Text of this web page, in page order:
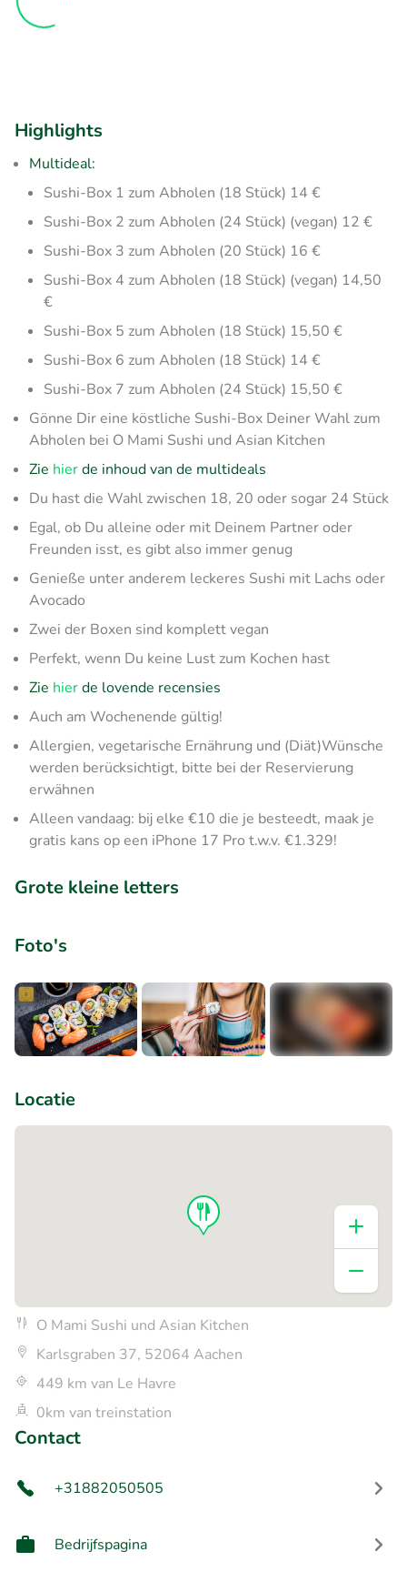
Highlights
Multideal:
Sushi-Box 1 zum Abholen (18 Stück) 14 €
Sushi-Box 2 zum Abholen (24 Stück) (vegan) 12 €
Sushi-Box 3 zum Abholen (20 Stück) 16 €
Sushi-Box 4 zum Abholen (18 Stück) (vegan) 14,50
€
Sushi-Box 5 zum Abholen (18 Stück) 15,50 €
Sushi-Box 6 zum Abholen (18 Stück) 14 €
Sushi-Box 7 zum Abholen (24 Stück) 15,50 €
Gönne Dir eine köstliche Sushi-Box Deiner Wahl zum
Abholen bei O Mami Sushi und Asian Kitchen
Zie hierde inhoud van de multideals
Du hast die Wahl zwischen 18, 20 oder sogar 24 Stück
Egal, ob Du alleine oder mit Deinem Partner oder
Freunden isst, es gibt also immer genug
Genieße unter anderem leckeres Sushi mit Lachs oder
Avocado
Zwei der Boxen sind komplett vegan
Perfekt, wenn Du keine Lust zum Kochen hast
Zie hierde lovende recensies
Auch am Wochenende gültig!
Allergien, vegetarische Ernährung und (Diät)Wünsche
werden berücksichtigt, bitte bei der Reservierung
erwähnen
Alleen vandaag: bij elke €10 die je besteedt, maak je
gratis kans op een iPhone 17 Pro t.w.v. €1.329!
Grote kleine letters
Foto's
Locatie
O Mami Sushi und Asian Kitchen
Karlsgraben 37, 52064 Aachen
449 km van Le Havre
0km van treinstation
Contact
+31882050505
Bedrijfspagina